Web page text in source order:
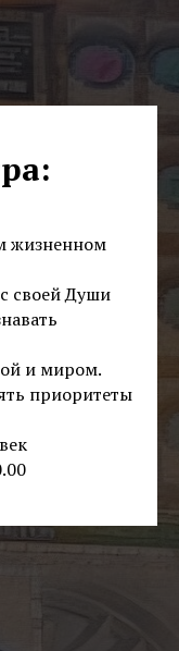
жизненном
своей Души
и миром.
приоритеты